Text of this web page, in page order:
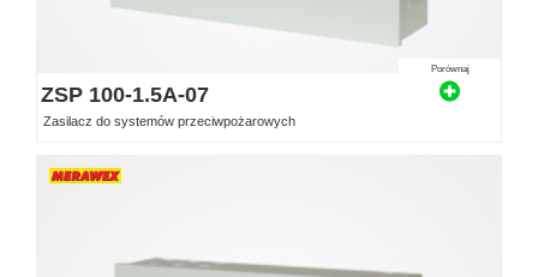
Porównaj
ZSP 100-1.5A-07
Zasilacz do systemów przeciwpożarowych